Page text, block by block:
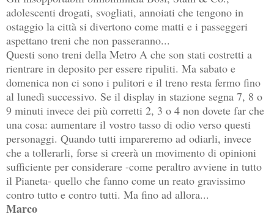
adolescenti drogati, svogliati, annoiati che tengono in
ostaggio la città si divertono come matti e i passeggeri
aspettano treni che non passeranno...
Questi sono treni della Metro A che son stati costretti a
rientrare in deposito per essere ripuliti. Ma sabato e
domenica non ci sono i pulitori e il treno resta fermo fino
al lunedì successivo. Se il display in stazione segna 7, 8 o
9 minuti invece dei più corretti 2, 3 o 4 non dovete far che
una cosa: aumentare il vostro tasso di odio verso questi
personaggi. Quando tutti impareremo ad odiarli, invece
che a tollerarli, forse si creerà un movimento di opinioni
sufficiente per considerare -come peraltro avviene in tutto
il Pianeta- quello che fanno come un reato gravissimo
contro tutto e contro tutti. Ma fino ad allora...
Marco